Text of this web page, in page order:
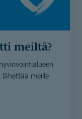
meiltä?
meille